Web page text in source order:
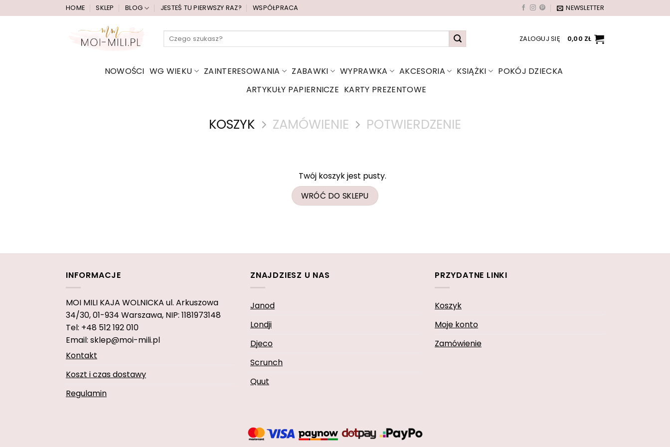
do
HOME SKLEP BLOG JESTEŚ TU PIERWSZY RAZ? WSPÓŁPRACA NEWSLETTER
Szukaj: ZALOGUJ SIĘ 0,00 ZŁ
NOWOŚCI WG WIEKU ZAINTERESOWANIA ZABAWKI WYPRAWKA AKCESORIA KSIĄŻKI
POKÓJ DZIECKA
ARTYKUŁY PAPIERNICZE KARTY PREZENTOWE
KOSZYK ZAMÓWIENIE POTWIERDZENIE
Twój koszyk jest pusty.
WRÓĆ DO SKLEPU
INFORMACJE
MOI MILI KAJA WOLNICKA ul. Arkuszowa
34/30,01-934 Warszawa, NIP: 1181973148
Tel: +48 512 192 010
Email: sklep@moi-mili.pl
Kontakt
Koszt i czas dostawy
Regulamin
ZNAJDZIESZ U NAS
Janod
Londji
Djeco
Scrunch
Quut
PRZYDATNE LINKI
Koszyk
Moje konto
Zamówienie